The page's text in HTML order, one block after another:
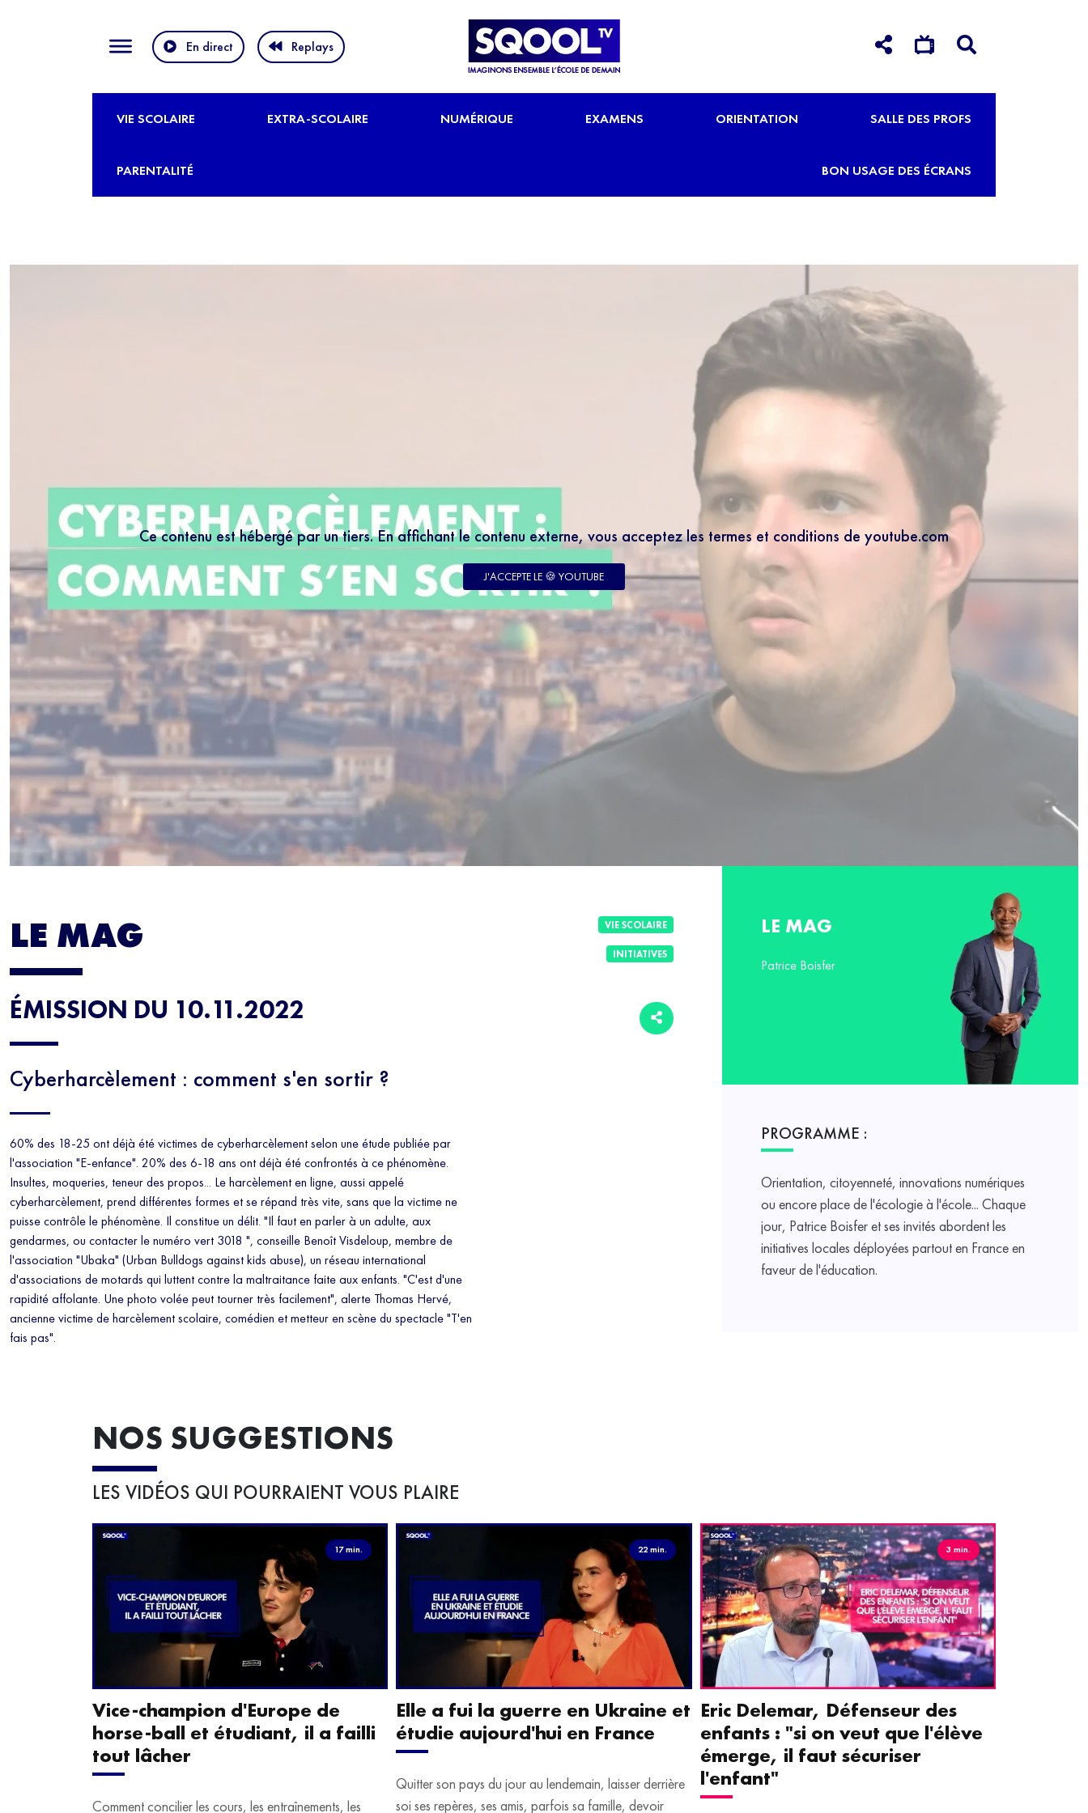
En direct Replays
VIE SCOLAIRE EXTRA-SCOLAIRE NUMÉRIQUE EXAMENS ORIENTATION SALLE DES PROFS
PARENTALITÉ BON USAGE DES ÉCRANS
Ce contenu est hébergé par un tiers. En affichant le contenu externe, vous acceptez les termes et conditions de youtube.com
J'ACCEPTE LE 🍪 YOUTUBE
LE MAG
ÉMISSION DU 10.11.2022
Cyberharcèlement : comment s'en sortir ?
60% des 18-25 ont déjà été victimes de cyberharcèlement selon une étude publiée par
l'association "E-enfance". 20% des 6-18 ans ont déjà été confrontés à ce phénomène.
Insultes, moqueries, teneur des propos... Le harcèlement en ligne, aussi appelé
cyberharcèlement, prend différentes formes et se répand très vite, sans que la victime ne
puisse contrôle le phénomène. Il constitue un délit. "Il faut en parler à un adulte, aux
gendarmes, ou contacter le numéro vert 3018 ", conseille Benoît Visdeloup, membre de
l'association "Ubaka" (Urban Bulldogs against kids abuse), un réseau international
d'associations de motards qui luttent contre la maltraitance faite aux enfants. "C'est d'une
rapidité affolante. Une photo volée peut tourner très facilement", alerte Thomas Hervé,
ancienne victime de harcèlement scolaire, comédien et metteur en scène du spectacle "T'en
fais pas".
VIE SCOLAIRE
INITIATIVES
LE MAG
Patrice Boisfer
PROGRAMME :
Orientation, citoyenneté, innovations numériques
ou encore place de l'écologie à l'école... Chaque
jour, Patrice Boisfer et ses invités abordent les
initiatives locales déployées partout en France en
faveur de l'éducation.
NOS SUGGESTIONS
LES VIDÉOS QUI POURRAIENT VOUS PLAIRE
17 min.
Vice-champion d'Europe de
horse-ball et étudiant, il a failli
tout lâcher
Comment concilier les cours, les entraînements, les
22 min.
Elle a fui la guerre en Ukraine et
étudie aujourd'hui en France
Quitter son pays du jour au lendemain, laisser derrière
soi ses repères, ses amis, parfois sa famille, devoir
3 min.
Eric Delemar, Défenseur des
enfants : "si on veut que l'élève
émerge, il faut sécuriser
l'enfant"